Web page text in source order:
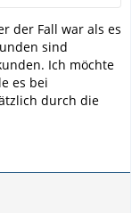
der Fall war als es
sind
Ich möchte
es bei
durch die